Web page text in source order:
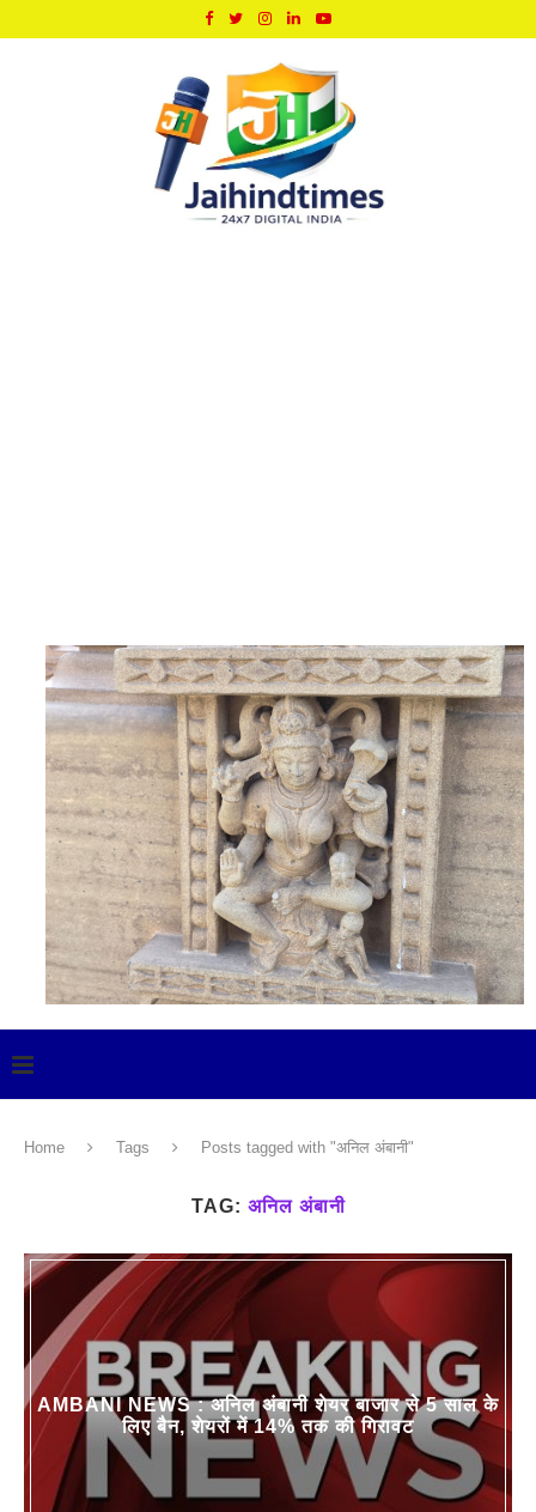
Home Tags Posts tagged with "अनिल अंबानी"
TAG: अनिल अंबानी
AMBANI NEWS : अनिल अंबानी शेयर बाजार से 5 साल के
लिए बैन, शेयरों में 14% तक की गिरावट